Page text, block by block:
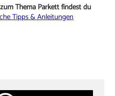
Thema Parkett findest du
Tipps & Anleitungen